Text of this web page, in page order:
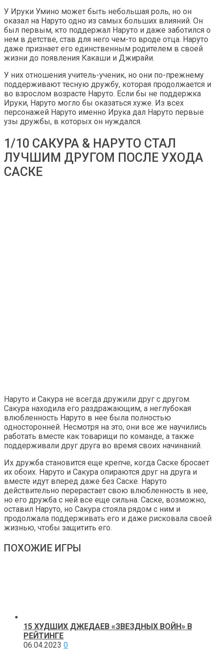
У Ируки Умино может быть небольшая роль, но он
оказал на Наруто одно из самых больших влияний. Он
был первым, кто поддержал Наруто и даже заботился о
нем в детстве, став для него чем-то вроде отца. Наруто
даже признает его единственным родителем в своей
жизни до появления Какаши и Джирайи.
У них отношения учитель-ученик, но они по-прежнему
поддерживают тесную дружбу, которая продолжается и
во взрослом возрасте Наруто. Если бы не поддержка
Ируки, Наруто могло бы оказаться хуже. Из всех
персонажей Наруто именно Ирука дал Наруто первые
узы дружбы, в которых он нуждался.
1/10 САКУРА & НАРУТО СТАЛ
ЛУЧШИМ ДРУГОМ ПОСЛЕ УХОДА
САСКЕ
Наруто и Сакура не всегда дружили друг с другом.
Сакура находила его раздражающим, а неглубокая
влюбленность Наруто в нее была полностью
односторонней. Несмотря на это, они все же научились
работать вместе как товарищи по команде, а также
поддерживали друг друга во время своих начинаний.
Их дружба становится еще крепче, когда Саске бросает
их обоих. Наруто и Сакура опираются друг на друга и
вместе идут вперед даже без Саске. Наруто
действительно перерастает свою влюбленность в нее,
но его дружба с ней все еще сильна. Саске, возможно,
оставил Наруто, но Сакура стояла рядом с ним и
продолжала поддерживать его и даже рисковала своей
жизнью, чтобы защитить его.
ПОХОЖИЕ ИГРЫ
15 ХУДШИХ ДЖЕДАЕВ «ЗВЕЗДНЫХ ВОЙН» В
РЕЙТИНГЕ
06.04.2023 0